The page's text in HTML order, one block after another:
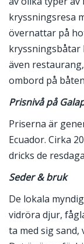
kryssningsresa
övernattar på
kryssningsbåtar
även
ombord på
Prisnivå på
Priserna är
Ecuador. Cirka
dricks de
Seder & bruk
De lokala
vidröra djur,
ta med sig